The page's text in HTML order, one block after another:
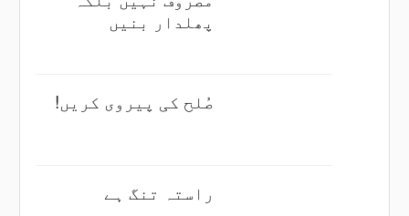
پھلدار بنیں
صُلح کی پیروی کریں!
راستہ تنگ ہے